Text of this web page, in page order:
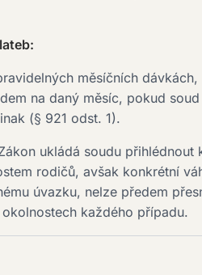
měsíčních dávkách,
na daný měsíc, pokud
(§ 921 odst. 1).
ukládá soudu přihlédnout
rodičů, avšak konkrétní
úvazku, nelze předem
každého případu.